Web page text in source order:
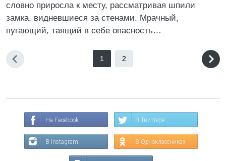
словно приросла к месту, рассматривая шпили
замка, видневшиеся за стенами. Мрачный,
пугающий, таящий в себе опасность…
1 2
На Facebook В Твиттере
В Instagram В Одноклассниках